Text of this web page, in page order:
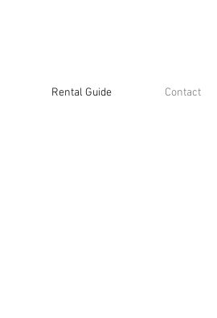
Rental Guide Contact